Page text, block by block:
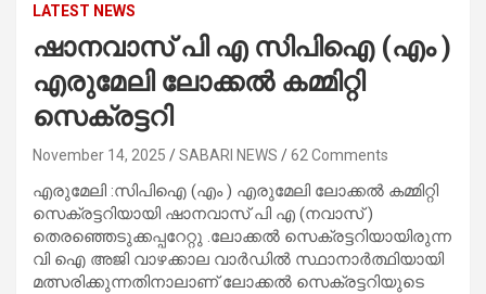
LATEST NEWS
ഷാനവാസ് പി എ സിപിഐ (എം )
എരുമേലി ലോക്കൽ കമ്മിറ്റി
സെക്രട്ടറി
November 14, 2025 SABARI NEWS 62 Comments
എരുമേലി :സിപിഐ (എം ) എരുമേലി ലോക്കൽ കമ്മിറ്റി
സെക്രട്ടറിയായി ഷാനവാസ് പി എ (നവാസ് )
തെരഞ്ഞെടുക്കപ്പറേറ്റു .ലോക്കൽ സെക്രട്ടറിയായിരുന്ന
വി ഐ അജി വാഴക്കാല വാർഡിൽ സ്ഥാനാർത്ഥിയായി
മത്സരിക്കുന്നതിനാലാണ് ലോക്കൽ സെക്രട്ടറിയുടെ